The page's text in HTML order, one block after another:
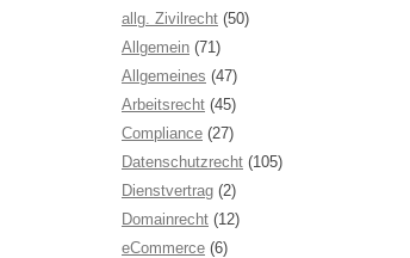
allg. Zivilrecht (50)
Allgemein (71)
Allgemeines (47)
Arbeitsrecht (45)
Compliance (27)
Datenschutzrecht (105)
Dienstvertrag (2)
Domainrecht (12)
eCommerce (6)